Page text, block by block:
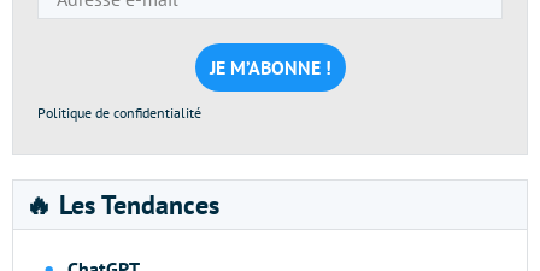
e-
mail
*
Politique de confidentialité
🔥 Les Tendances